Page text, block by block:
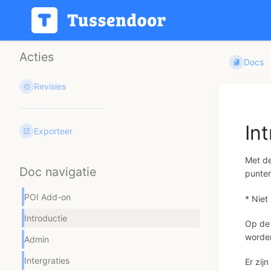
Acties
Revisies
Exporteer
Doc navigatie
POI Add-on
Introductie
Admin
Intergraties
Docs
Met
* Niet
Op
Er